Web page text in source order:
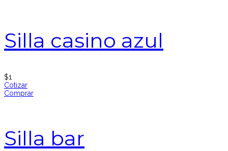
Silla casino azul
$1
Cotizar
Comprar
Silla bar